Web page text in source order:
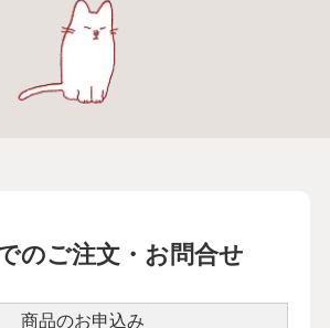
のご注文・お問合せ
商品のお申込み